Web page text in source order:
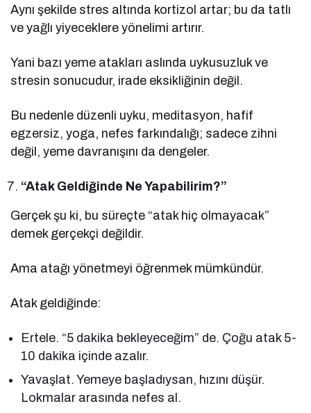
Aynı şekilde stres altında kortizol artar; bu da tatlı
ve yağlı yiyeceklere yönelimi artırır.
Yani bazı yeme atakları aslında uykusuzluk ve
stresin sonucudur, irade eksikliğinin değil.
Bu nedenle düzenli uyku, meditasyon, hafif
egzersiz, yoga, nefes farkındalığı; sadece zihni
değil, yeme davranışını da dengeler.
“Atak Geldiğinde Ne Yapabilirim?”
Gerçek şu ki, bu süreçte “atak hiç olmayacak”
demek gerçekçi değildir.
Ama atağı yönetmeyi öğrenmek mümkündür.
Atak geldiğinde:
Ertele. “5 dakika bekleyeceğim” de. Çoğu atak 5-
10 dakika içinde azalır.
Yavaşlat. Yemeye başladıysan, hızını düşür.
Lokmalar arasında nefes al.